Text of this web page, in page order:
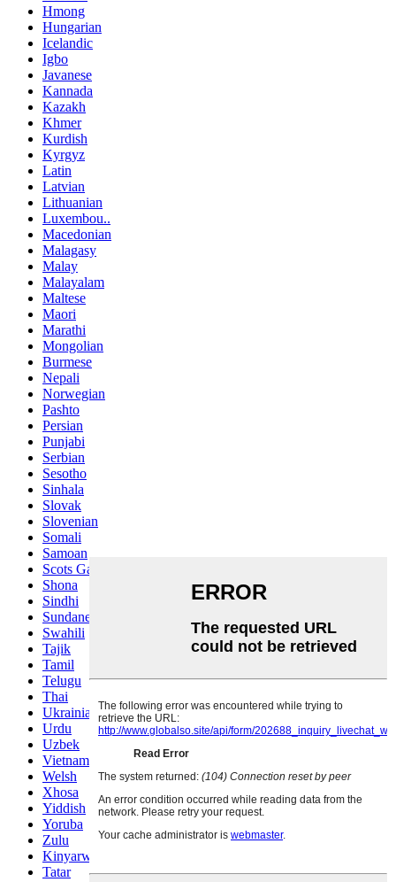
Hmong
Hungarian
Icelandic
Igbo
Javanese
Kannada
Kazakh
Khmer
Kurdish
Kyrgyz
Latin
Latvian
Lithuanian
Luxembou..
Macedonian
Malagasy
Malay
Malayalam
Maltese
Maori
Marathi
Mongolian
Burmese
Nepali
Norwegian
Pashto
Persian
Punjabi
Serbian
Sesotho
Sinhala
Slovak
Slovenian
Somali
Samoan
Scots Gaelic
Shona
Sindhi
Sundanese
Swahili
Tajik
Tamil
Telugu
Thai
Ukrainian
Urdu
Uzbek
Vietnamese
Welsh
Xhosa
Yiddish
Yoruba
Zulu
Kinyarwanda
Tatar